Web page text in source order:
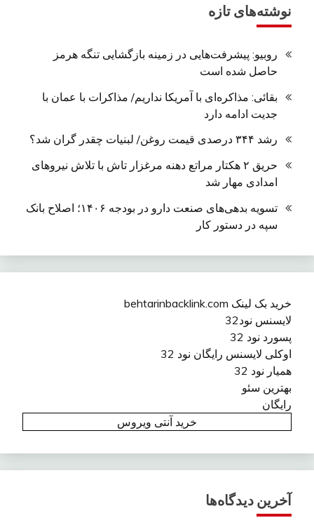
نوشته‌های تازه
روبیو: پیشرفت‌هایی در زمینه بازگشایی تنگه هرمز
حاصل شده است
بقائی: مذاکره‌ای با آمریکا نداریم/ مذاکرات با عمان با
جدیت ادامه دارد
رشد ۳۴۴ درصدی قیمت روغن/ لبنیات چقدر گران شد؟
حریق ۲ هکتار مراتع دهنه مرغزار تاش با تلاش نیروهای
امدادی مهار شد
تسویه بدهی‌های صنعت دارو در بودجه ۱۴۰۶؛ اصلاح بانک
سپه در دستور کار
خرید بک لینک behtarinbacklink.com
لایسنس نود32
پسورد نود 32
اوکلی لایسنس رایگان نود 32
همیار نود 32
بهترین سئو
رایگان
خرید آنتی ویروس
آخرین دیدگاه‌ها